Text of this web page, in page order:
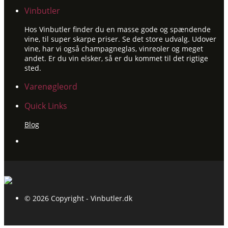
Vinbutler
Hos Vinbutler finder du en masse gode og spændende
vine, til super skarpe priser. Se det store udvalg. Udover
vine, har vi også champagneglas, vinreoler og meget
andet. Er du vin elsker, så er du kommet til det rigtige
sted.
Varenøgleord
Quick Links
Blog
© 2026 Copyright - Vinbutler.dk